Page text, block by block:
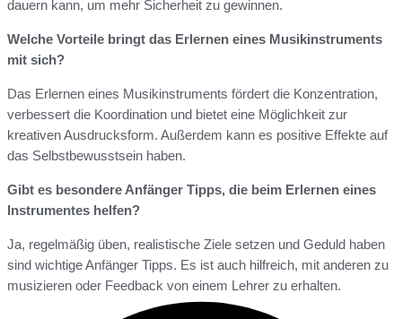
dauern kann, um mehr Sicherheit zu gewinnen.
Welche Vorteile bringt das Erlernen eines Musikinstruments
mit sich?
Das Erlernen eines Musikinstruments fördert die Konzentration,
verbessert die Koordination und bietet eine Möglichkeit zur
kreativen Ausdrucksform. Außerdem kann es positive Effekte auf
das Selbstbewusstsein haben.
Gibt es besondere Anfänger Tipps, die beim Erlernen eines
Instrumentes helfen?
Ja, regelmäßig üben, realistische Ziele setzen und Geduld haben
sind wichtige Anfänger Tipps. Es ist auch hilfreich, mit anderen zu
musizieren oder Feedback von einem Lehrer zu erhalten.